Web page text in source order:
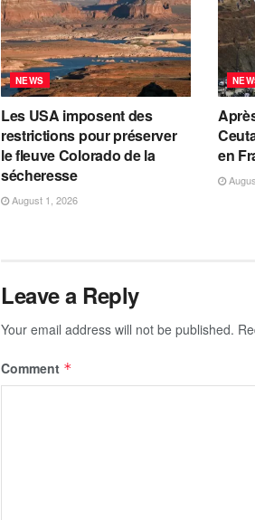
NEWS
Les USA imposent des
restrictions pour préserver
le fleuve Colorado de la
sécheresse
August 1, 2026
en
Leave a Reply
Your email address will not be published.
Comment *